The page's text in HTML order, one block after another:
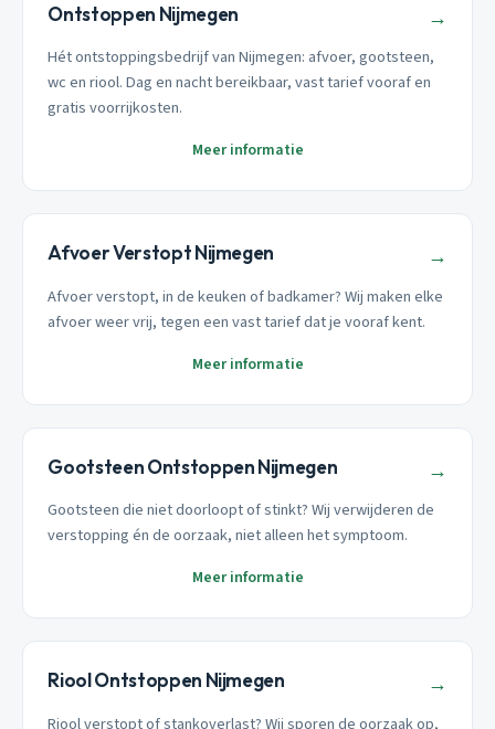
Ontstoppen Nijmegen →
Hét ontstoppingsbedrijf van Nijmegen: afvoer, gootsteen,
wc en riool. Dag en nacht bereikbaar, vast tarief vooraf en
gratis voorrijkosten.
Meer informatie
Afvoer Verstopt Nijmegen →
Afvoer verstopt, in de keuken of badkamer? Wij maken elke
afvoer weer vrij, tegen een vast tarief dat je vooraf kent.
Meer informatie
Gootsteen Ontstoppen Nijmegen →
Gootsteen die niet doorloopt of stinkt? Wij verwijderen de
verstopping én de oorzaak, niet alleen het symptoom.
Meer informatie
Riool Ontstoppen Nijmegen →
Riool verstopt of stankoverlast? Wij sporen de oorzaak op,